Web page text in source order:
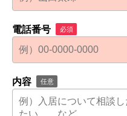
電話番号 必須
内容 任意